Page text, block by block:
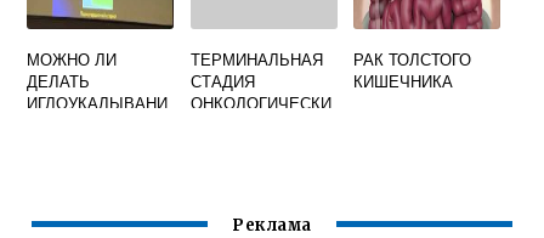
МОЖНО ЛИ
ДЕЛАТЬ
ИГЛОУКАЛЫВАНИ
ТЕРМИНАЛЬНАЯ
СТАДИЯ
ОНКОЛОГИЧЕСКИ
РАК ТОЛСТОГО
КИШЕЧНИКА
Реклама